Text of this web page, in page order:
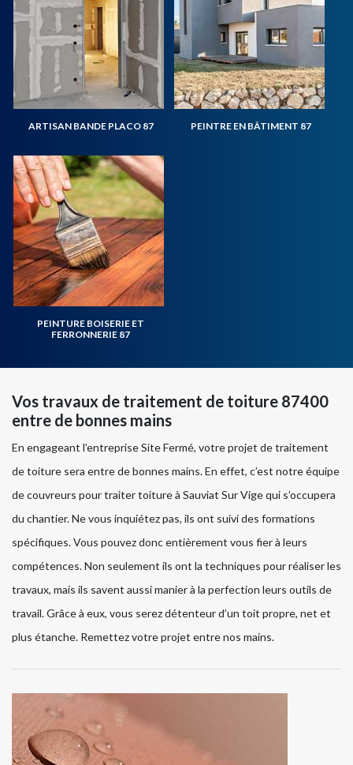
ARTISAN BANDE PLACO 87 PEINTRE EN BÂTIMENT 87
PEINTURE BOISERIE ET
FERRONNERIE 87
Vos travaux de traitement de toiture 87400
entre de bonnes mains
En engageant l’entreprise Site Fermé, votre projet de traitement
de toiture sera entre de bonnes mains. En effet, c’est notre équipe
de couvreurs pour traiter toiture à Sauviat Sur Vige qui s’occupera
du chantier. Ne vous inquiétez pas, ils ont suivi des formations
spécifiques. Vous pouvez donc entièrement vous fier à leurs
compétences. Non seulement ils ont la techniques pour réaliser les
travaux, mais ils savent aussi manier à la perfection leurs outils de
travail. Grâce à eux, vous serez détenteur d’un toit propre, net et
plus étanche. Remettez votre projet entre nos mains.